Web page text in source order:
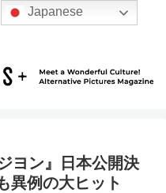
ヨン』日本公開決
異例の大ヒット
Japanese